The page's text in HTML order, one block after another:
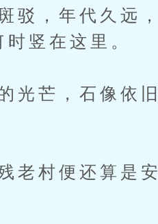
，年代久远，
竖在这里。
光芒，石像依旧
老村便还算是安